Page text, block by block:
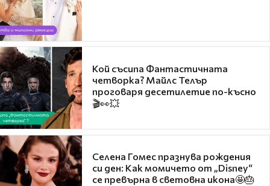
Кой съсипа Фантастичната
четворка? Майлс Телър
проговаря десетилетие по-късно
🎬👀💥
Селена Гомес празнува рождения
си ден: Как момичето от „Disney“
се превърна в световна икона🤩🎂